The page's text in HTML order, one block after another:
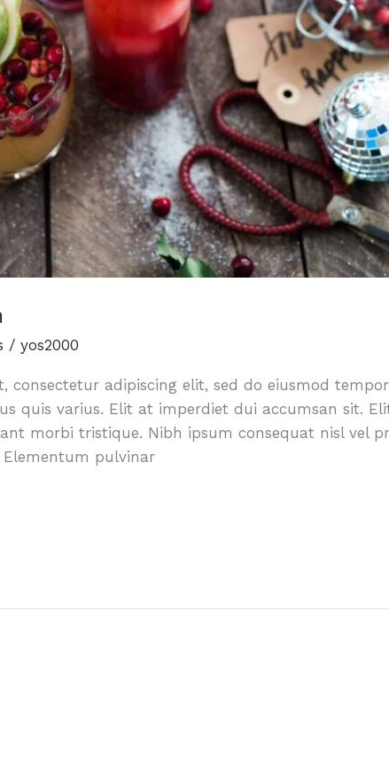
/yos2000
consectetur adipiscing elit, sed do eiusmod
quis varius. Elit at imperdiet dui accumsan sit.
morbi tristique. Nibh ipsum consequat nisl vel
pulvinar